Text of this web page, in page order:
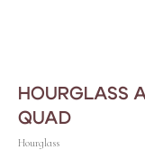
HOURGLASS
QUAD
Hourglass